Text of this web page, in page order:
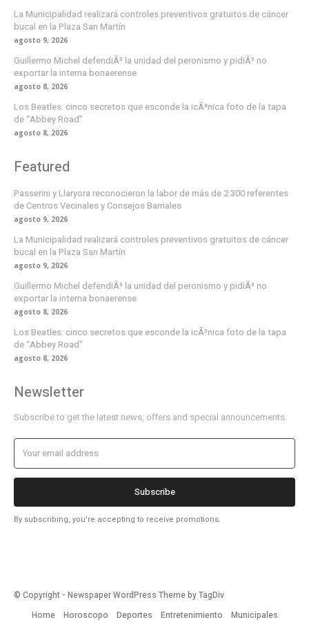
La Municipalidad realizará controles preventivos gratuitos de cáncer
bucal en la Plaza San Martín
agosto 9, 2026
Guillermo Michel defendiÃ³ la unidad del peronismo y pidiÃ³ no
exportar la interna bonaerense
agosto 8, 2026
Los Beatles: cinco secretos que esconde la icÃ³nica foto de la tapa
de “Abbey Road”
agosto 8, 2026
Featured
Passerini y Llaryora reconocieron la labor de más de 2.300 referentes
de Centros Vecinales y Consejos Barriales
agosto 9, 2026
La Municipalidad realizará controles preventivos gratuitos de cáncer
bucal en la Plaza San Martín
agosto 9, 2026
Guillermo Michel defendiÃ³ la unidad del peronismo y pidiÃ³ no
exportar la interna bonaerense
agosto 8, 2026
Los Beatles: cinco secretos que esconde la icÃ³nica foto de la tapa
de “Abbey Road”
agosto 8, 2026
Newsletter
Subscribe to get the latest news, offers and special announcements.
Subscribe
By subscribing, you're accepting to receive promotions.
© Copyright - Newspaper WordPress Theme by TagDiv
Home
Horoscopo Deportes Entretenimiento Municipales